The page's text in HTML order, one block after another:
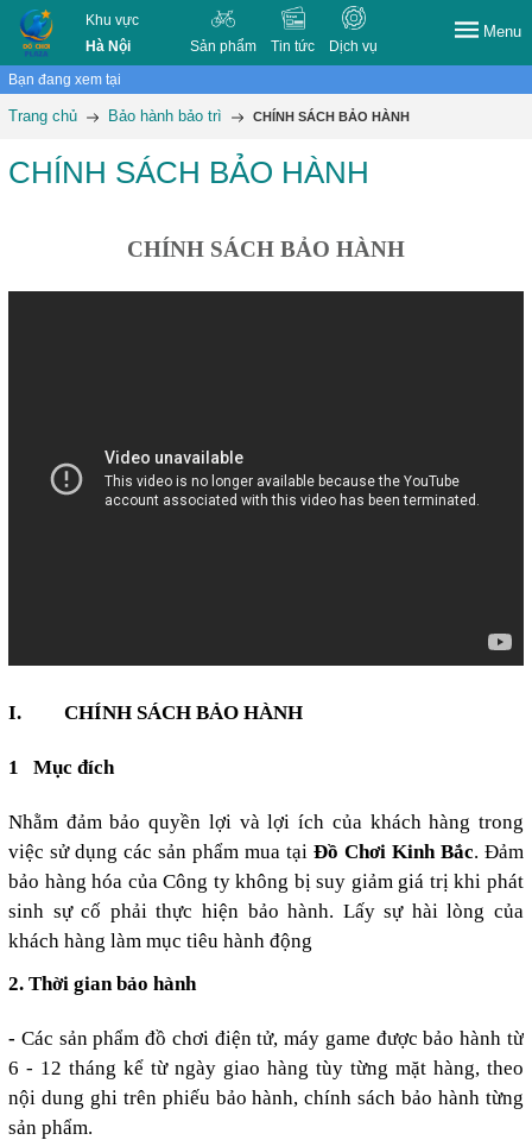
Khu vực
Hà Nội
Sản phẩm Tin tức Dịch vụ
Menu
Bạn đang xem tại
Trang chủ Bảo hành bảo trì CHÍNH SÁCH BẢO HÀNH
CHÍNH SÁCH BẢO HÀNH
CHÍNH SÁCH BẢO HÀNH
I. CHÍNH SÁCH BẢO HÀNH
1 Mục đích
Nhằm đảm bảo quyền lợi và lợi ích của khách hàng trong
việc sử dụng các sản phẩm mua tại Đồ Chơi Kinh Bắc. Đảm
bảo hàng hóa của Công ty không bị suy giảm giá trị khi phát
sinh sự cố phải thực hiện bảo hành. Lấy sự hài lòng của
khách hàng làm mục tiêu hành động
2. Thời gian bảo hành
- Các sản phẩm đồ chơi điện tử, máy game được bảo hành từ
6 - 12 tháng kể từ ngày giao hàng tùy từng mặt hàng, theo
nội dung ghi trên phiếu bảo hành, chính sách bảo hành từng
sản phẩm.